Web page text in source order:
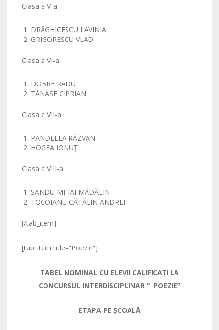
Clasa a V-a
DRĂGHICESCU LAVINIA
GRIGORESCU VLAD
Clasa a VI-a
DOBRE RADU
TĂNASE CIPRIAN
Clasa a VII-a
PANDELEA RĂZVAN
HOGEA IONUŢ
Clasa a VIII-a
SANDU MIHAI MĂDĂLIN
TOCOIANU CĂTĂLIN ANDREI
[/tab_item]
[tab_item title=”Poezie”]
TABEL NOMINAL CU ELEVII CALIFICAŢI LA
CONCURSUL INTERDISCIPLINAR “ POEZIE”
ETAPA PE ŞCOALĂ